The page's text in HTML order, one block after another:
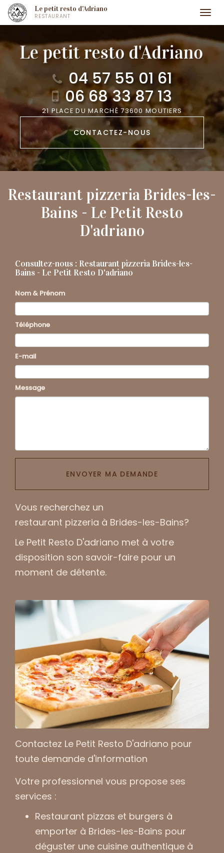
Aller
au
principal
Le petit resto d'Adriano
RESTAURANT
04 57 55 01 61
06 68 33 87 13
21 PLACE DU MARCHÉ 73600 MOUTIERS
CONTACTEZ-NOUS
Restaurant pizzeria Brides-les-
Bains - Le Petit Resto
D'adriano
Consultez-nous : Restaurant pizzeria Brides-les-
Bains - Le Petit Resto D'adriano
Nom & Prénom
Téléphone
E-mail
Message
ENVOYER MA DEMANDE
Vous recherchez un
restaurant pizzeria à Brides-les-Bains?
Le Petit Resto D'adriano met à votre
disposition son savoir-faire pour un
moment de détente.
Contactez Le Petit Resto D'adriano pour
toute demande d'information
Votre professionnel vous propose ses
services :
Restaurant pizzas et burgers à
emporter à Brides-les-Bains pour
déguster une cuisine authentique à